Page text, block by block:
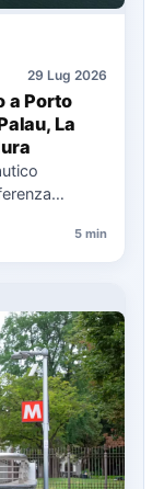
29 Lug 2026
a Porto
La
5 min